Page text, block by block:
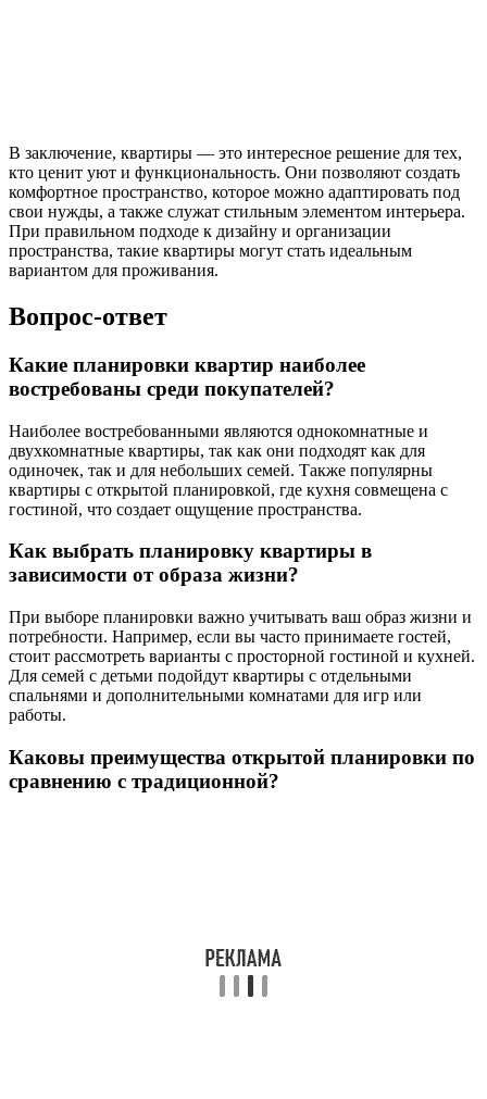
В заключение, квартиры — это интересное решение для тех,
кто ценит уют и функциональность. Они позволяют создать
комфортное пространство, которое можно адаптировать под
свои нужды, а также служат стильным элементом интерьера.
При правильном подходе к дизайну и организации
пространства, такие квартиры могут стать идеальным
вариантом для проживания.
Вопрос-ответ
Какие планировки квартир наиболее
востребованы среди покупателей?
Наиболее востребованными являются однокомнатные и
двухкомнатные квартиры, так как они подходят как для
одиночек, так и для небольших семей. Также популярны
квартиры с открытой планировкой, где кухня совмещена с
гостиной, что создает ощущение пространства.
Как выбрать планировку квартиры в
зависимости от образа жизни?
При выборе планировки важно учитывать ваш образ жизни и
потребности. Например, если вы часто принимаете гостей,
стоит рассмотреть варианты с просторной гостиной и кухней.
Для семей с детьми подойдут квартиры с отдельными
спальнями и дополнительными комнатами для игр или
работы.
Каковы преимущества открытой планировки по
сравнению с традиционной?